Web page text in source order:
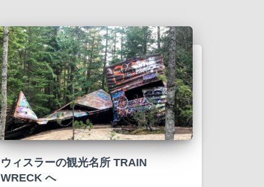
ウィスラーの観光名所 TRAIN
WRECK へ